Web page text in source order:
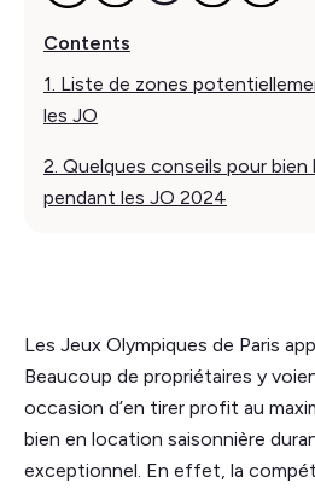
Contents
1. Liste de zones
les JO
2. Quelques conseils pour bien
pendant les JO 2024
Les Jeux Olympiques de Paris
Beaucoup de propriétaires y
occasion d’en tirer profit au
bien en location saisonnière
exceptionnel. En effet, la